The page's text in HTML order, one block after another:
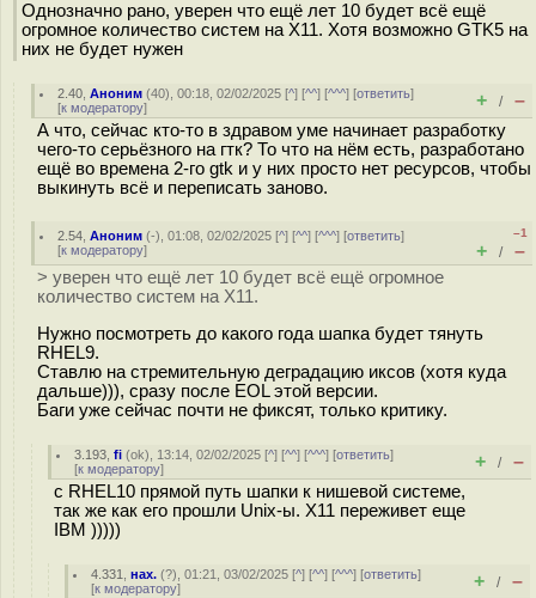
Однозначно рано, уверен что ещё лет 10 будет всё ещё
огромное количество систем на X11. Хотя возможно GTK5 на
них не будет нужен
2.40 ,Аноним (40), 00:18, 02/02/2025 [^] [^^] [^^^] [ответить]
[к модератору] + / –
А что, сейчас кто-то в здравом уме начинает разработку
чего-то серьёзного на гтк? То что на нём есть, разработано
ещё во времена 2-го gtk и у них просто нет ресурсов, чтобы
выкинуть всё и переписать заново.
2.54 ,Аноним (-), 01:08, 02/02/2025 [^] [^^] [^^^] [ответить]
[к модератору]
–1
+ / –
> уверен что ещё лет 10 будет всё ещё огромное
количество систем на X11.
Нужно посмотреть до какого года шапка будет тянуть
RHEL9.
Ставлю на стремительную деградацию иксов (хотя куда
дальше))), сразу после EOL этой версии.
Баги уже сейчас почти не фиксят, только критику.
3.193 ,fi (ok), 13:14, 02/02/2025 [^] [^^] [^^^] [ответить]
[к модератору] + / –
с RHEL10 прямой путь шапки к нишевой системе,
так же как его прошли Unix-ы. X11 переживет еще
IBM )))))
4.331 ,нах. (?), 01:21, 03/02/2025 [^] [^^] [^^^] [ответить]
[к модератору] + / –